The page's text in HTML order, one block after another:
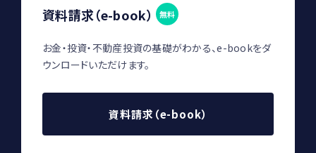
資料請求（e-book） 無料
お金・投資・不動産投資の基礎がわかる、e-bookをダ
ウンロードいただけます。
資料請求（e-book）